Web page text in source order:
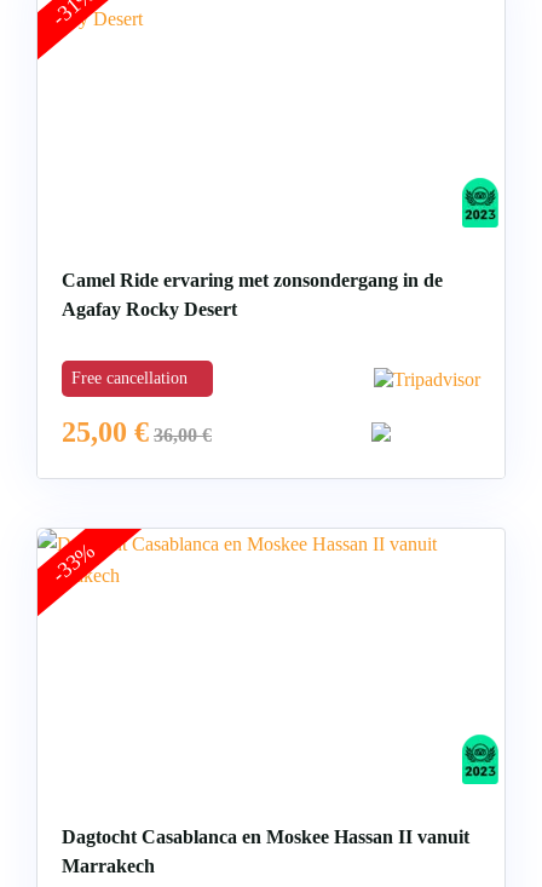
Camel Ride ervaring met zonsondergang in de
Agafay Rocky Desert
Free cancellation
25,00 € 36,00€
-33%
Dagtocht Casablanca en Moskee Hassan II vanuit
Marrakech